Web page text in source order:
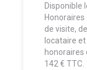
Disponible
de visite,
locataire
honoraires
142 € TTC.